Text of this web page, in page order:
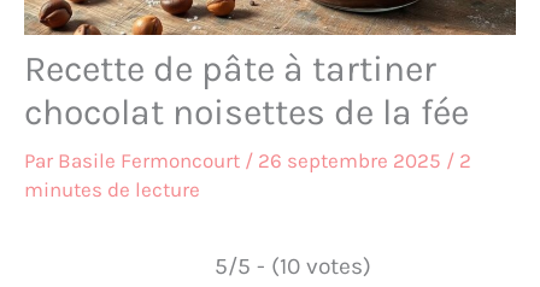
Recette de pâte à tartiner
chocolat noisettes de la fée
Par Basile Fermoncourt / 26 septembre 2025 / 2
minutes de lecture
5/5 - (10 votes)